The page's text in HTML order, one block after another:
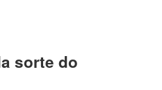
sorte do